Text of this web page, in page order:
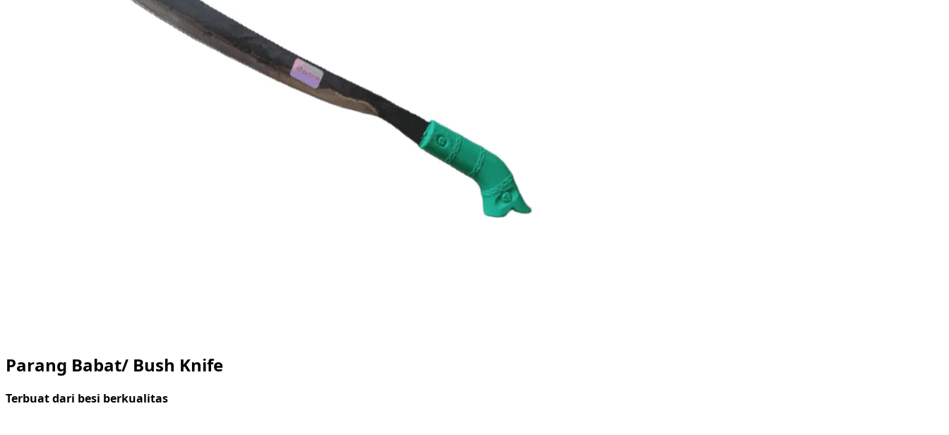
Parang Babat/ Bush Knife
Terbuat dari besi berkualitas